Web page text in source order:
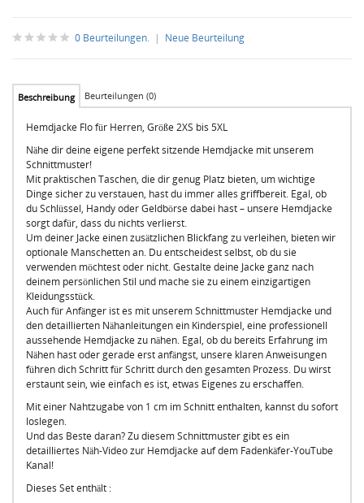
0 Beurteilungen. | Neue Beurteilung
Beschreibung Beurteilungen (0)
Hemdjacke Flo für Herren, Größe 2XS bis 5XL
Nähe dir deine eigene perfekt sitzende Hemdjacke mit unserem
Schnittmuster!
Mit praktischen Taschen, die dir genug Platz bieten, um wichtige
Dinge sicher zu verstauen, hast du immer alles griffbereit. Egal, ob
du Schlüssel, Handy oder Geldbörse dabei hast – unsere Hemdjacke
sorgt dafür, dass du nichts verlierst.
Um deiner Jacke einen zusätzlichen Blickfang zu verleihen, bieten wir
optionale Manschetten an. Du entscheidest selbst, ob du sie
verwenden möchtest oder nicht. Gestalte deine Jacke ganz nach
deinem persönlichen Stil und mache sie zu einem einzigartigen
Kleidungsstück.
Auch für Anfänger ist es mit unserem Schnittmuster Hemdjacke und
den detaillierten Nähanleitungen ein Kinderspiel, eine professionell
aussehende Hemdjacke zu nähen. Egal, ob du bereits Erfahrung im
Nähen hast oder gerade erst anfängst, unsere klaren Anweisungen
führen dich Schritt für Schritt durch den gesamten Prozess. Du wirst
erstaunt sein, wie einfach es ist, etwas Eigenes zu erschaffen.
Mit einer Nahtzugabe von 1 cm im Schnitt enthalten, kannst du sofort
loslegen.
Und das Beste daran? Zu diesem Schnittmuster gibt es ein
detailliertes Näh-Video zur Hemdjacke auf dem Fadenkäfer-YouTube
Kanal!
Dieses Set enthält :